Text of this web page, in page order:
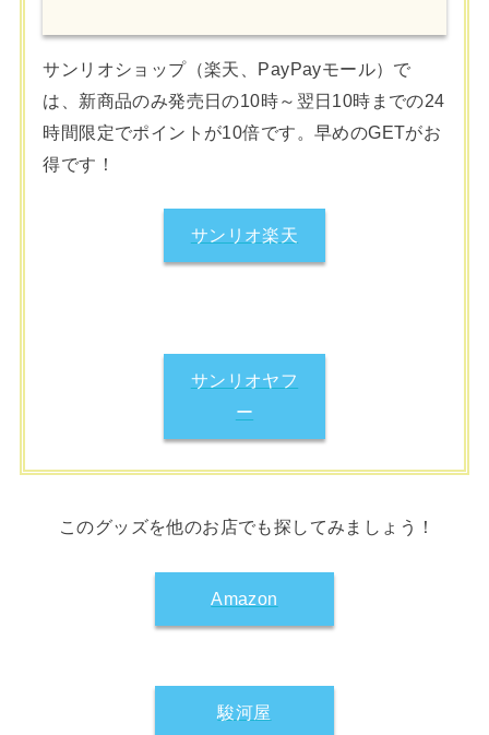
サンリオショップ（楽天、PayPayモール）で
は、新商品のみ発売日の10時～翌日10時までの24
時間限定でポイントが10倍です。早めのGETがお
得です！
サンリオ楽天
サンリオヤフ
ー
このグッズを他のお店でも探してみましょう！
Amazon
駿河屋